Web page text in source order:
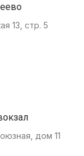
13, стр. 5
дом 11